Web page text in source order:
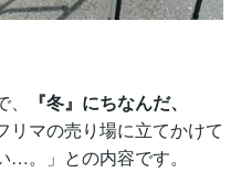
『冬』にちなんだ、
リマの売り場に立てかけて
…。」との内容です。